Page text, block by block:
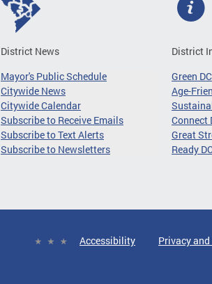
District News
Mayor's Public Schedule
Citywide News
Citywide Calendar
Subscribe to Receive Emails
Subscribe to Text Alerts
Subscribe to Newsletters
District
Green DC
Age-
Connect
Great
Ready
Accessibility Privacy